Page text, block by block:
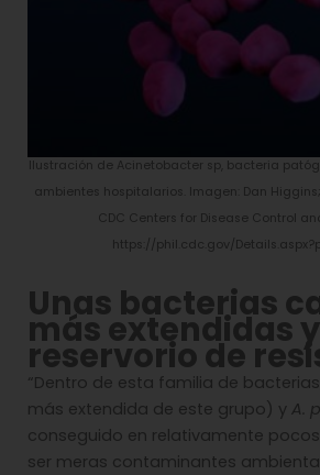
Ilustración de Acinetobacter sp, bacteria
ambientes hospitalarios. Imagen: Dan Higgins;
CDC Centers for Disease Control
https://phil.cdc.gov/
Unas bacterias
más extendidas y
reservorio de
“Dentro de esta familia de
más extendida de este grupo) y A.
conseguido en relativamente
ser meras contaminantes